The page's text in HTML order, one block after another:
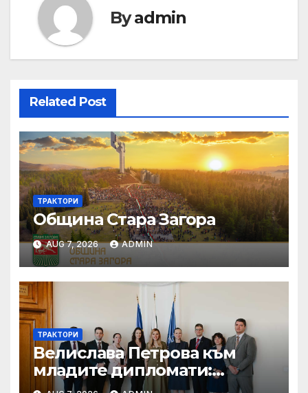
Byadmin
Related Post
ТРАКТОРИ
Община Стара Загора
AUG 7, 2026 ADMIN
ТРАКТОРИ
Велислава Петрова към
младите дипломати:
Бъдете смели, уверени и